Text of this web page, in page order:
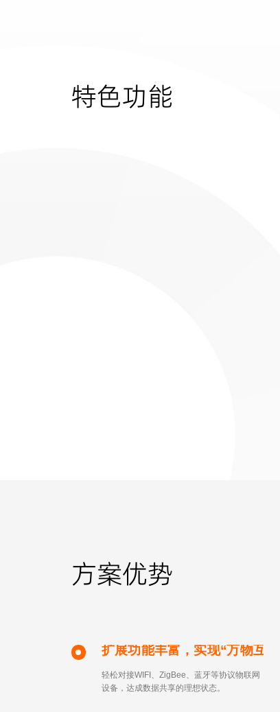
特色功能
方案优势
扩展功能丰富，实现“万物互联”
轻松对接WIFI、ZigBee、蓝牙等协议物联网
设备，达成数据共享的理想状态。